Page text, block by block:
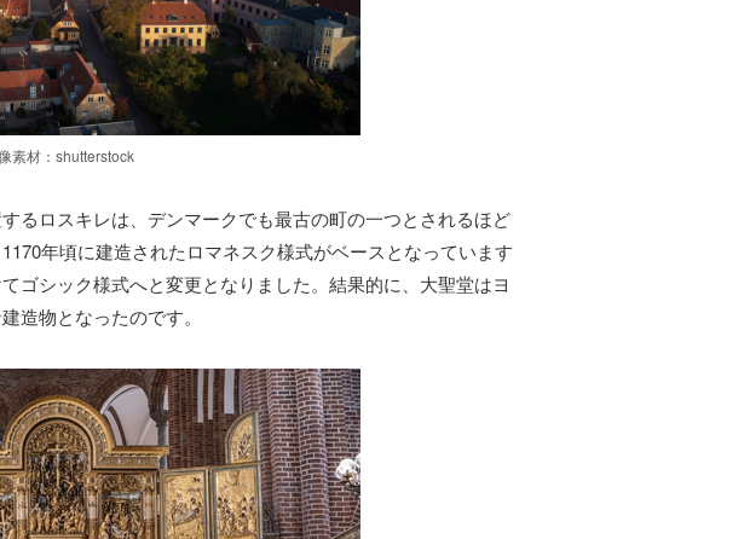
素材：shutterstock
るロスキレは、デンマークでも最古の町の一つとされるほど
年頃に建造されたロマネスク様式がベースとなっています
ゴシック様式へと変更となりました。結果的に、大聖堂はヨ
造物となったのです。